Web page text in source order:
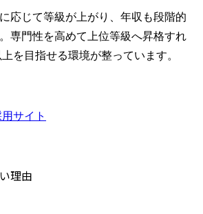
応じて等級が上がり、年収も段階的
専門性を高めて上位等級へ昇格すれ
を目指せる環境が整っています。
サイト
理由